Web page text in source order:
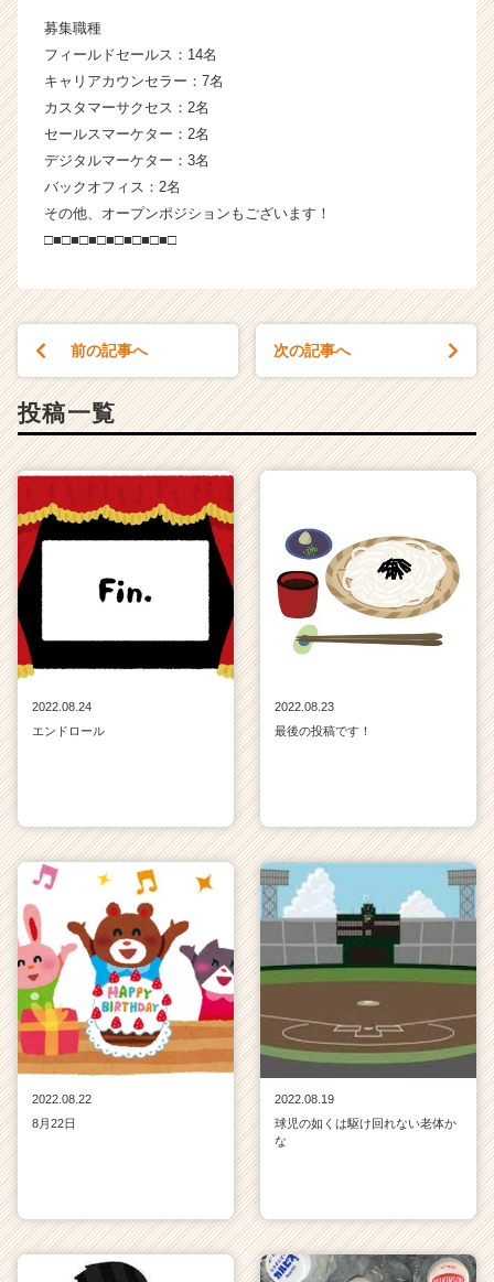
募集職種
フィールドセールス：14名
キャリアカウンセラー：7名
カスタマーサクセス：2名
セールスマーケター：2名
デジタルマーケター：3名
バックオフィス：2名
その他、オープンポジションもございます！
□■□■□■□■□■□■□■□
前の記事へ 次の記事へ
投稿一覧
2022.08.24
エンドロール
2022.08.23
最後の投稿です！
2022.08.22
8月22日
2022.08.19
球児の如くは駆け回れない老体か
な